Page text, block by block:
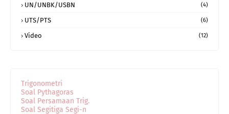
UN/UNBK/USBN (4)
UTS/PTS (6)
Video (12)
Trigonometri
Soal Pythagoras
Soal Persamaan Trig.
Soal Segitiga Segi-n